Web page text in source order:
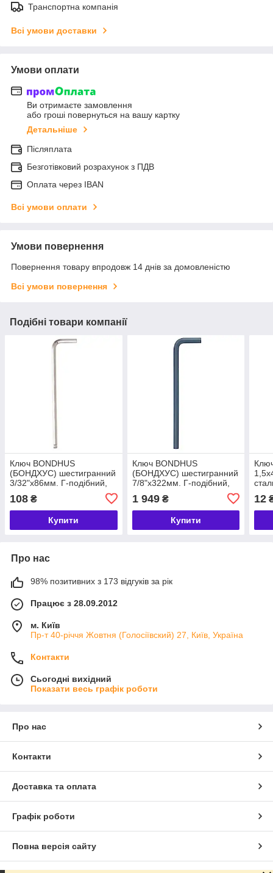
Транспортна компанія
Всі умови доставки
Умови оплати
Ви отримаєте замовлення
або гроші повернуться на вашу картку
Детальніше
Післяплата
Безготівковий розрахунок з ПДВ
Оплата через IBAN
Всі умови оплати
Умови повернення
Повернення товару впродовж 14 днів за домовленістю
Всі умови повернення
Подібні товари компанії
Ключ BONDHUS
(БОНДХУС) шестигранний
3/32"х86мм. Г-подібний,
подовжений
108 ₴
Купити
Ключ BONDHUS
(БОНДХУС) шестигранний
7/8"х322мм. Г-подібний,
CrV сталь, фосфатований,
подовжений
1 949₴
Купити
12
Про нас
98% позитивних з 173 відгуків за рік
Працює з 28.09.2012
м. Київ
Пр-т 40-річчя Жовтня (Голосіївский) 27, Київ, Україна
Контакти
Сьогодні вихідний
Показати весь графік роботи
Про нас
Контакти
Доставка та оплата
Графік роботи
Повна версія сайту